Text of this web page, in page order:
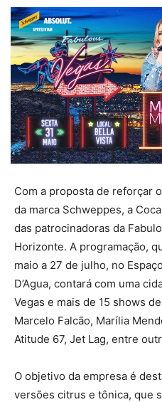
Com a proposta de reforçar
da marca Schweppes, a
das patrocinadoras da
Horizonte. A programação,
maio a 27 de julho, no
D’Agua, contará com uma
Vegas e mais de 15 shows
Marcelo Falcão, Marília
Atitude 67, Jet Lag, entre
O objetivo da empresa é
versões citrus e tônica, que